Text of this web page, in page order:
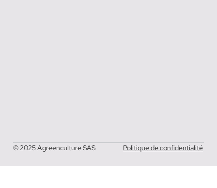
© 2025 Agreenculture SAS Politique de confidentialité